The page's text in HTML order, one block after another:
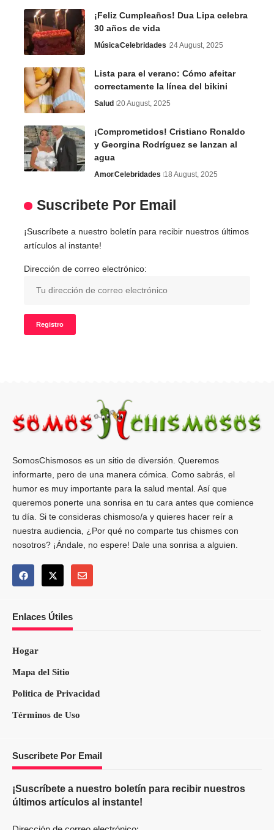
¡Feliz Cumpleaños! Dua Lipa celebra
30 años de vida
MúsicaCelebridades 24 August, 2025
Lista para el verano: Cómo afeitar
correctamente la línea del bikini
Salud 20 August, 2025
¡Comprometidos! Cristiano Ronaldo
y Georgina Rodríguez se lanzan al
agua
AmorCelebridades 18 August, 2025
Suscribete Por Email
¡Suscríbete a nuestro boletín para recibir nuestros últimos
artículos al instante!
Dirección de correo electrónico:
SomosChismosos es un sitio de diversión. Queremos
informarte, pero de una manera cómica. Como sabrás, el
humor es muy importante para la salud mental. Así que
queremos ponerte una sonrisa en tu cara antes que comience
tu día. Si te consideras chismoso/a y quieres hacer reír a
nuestra audiencia, ¿Por qué no comparte tus chismes con
nosotros? ¡Ándale, no espere! Dale una sonrisa a alguien.
Enlaces Útiles
Hogar
Mapa del Sitio
Politica de Privacidad
Términos de Uso
Suscribete Por Email
¡Suscríbete a nuestro boletín para recibir nuestros
últimos artículos al instante!